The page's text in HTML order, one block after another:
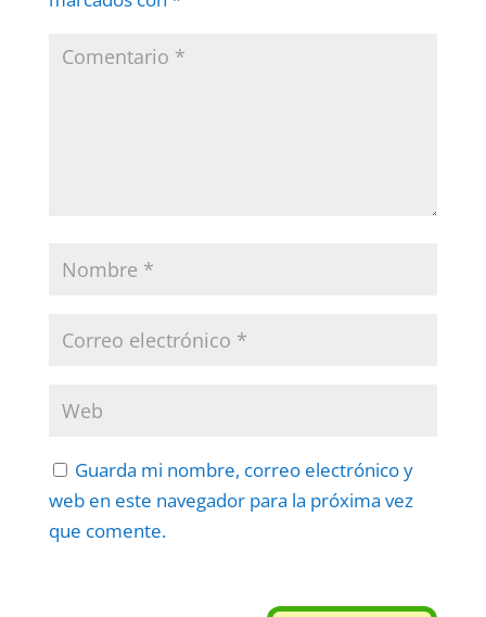
Guarda mi nombre, correo electrónico y
web en este navegador para la próxima vez
que comente.